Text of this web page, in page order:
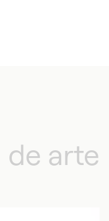
de arte